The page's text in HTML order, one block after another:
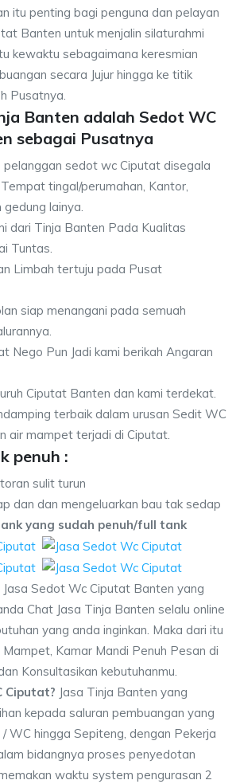
itu penting bagi penguna dan pelayan
Banten untuk menjalin silaturahmi
kewaktu sebagaimana keresmian
secara Jujur hingga ke titik
Pusatnya.
Banten adalah Sedot WC
sebagai Pusatnya
pelanggan sedot wc Ciputat disegala
tingal/perumahan, Kantor,
lainya.
dari Tinja Banten Pada Kualitas
Tuntas.
Limbah tertuju pada Pusat
siap menangani pada semuah
Nego Pun Jadi kami berikah Angaran
Ciputat Banten dan kami terdekat.
terbaik dalam urusan Sedit WC
air mampet terjadi di Ciputat.
penuh :
sulit turun
dan dan mengeluarkan bau tak sedap
yang sudah penuh/full tank
Sedot Wc Ciputat Banten yang
Chat Jasa Tinja Banten selalu online
yang anda inginkan. Maka dari itu
Kamar Mandi Penuh Pesan di
Konsultasikan kebutuhanmu.
Ciputat? Jasa Tinja Banten yang
kepada saluran pembuangan yang
WC hingga Sepiteng, dengan Pekerja
bidangnya proses penyedotan
waktu system pengurasan 2